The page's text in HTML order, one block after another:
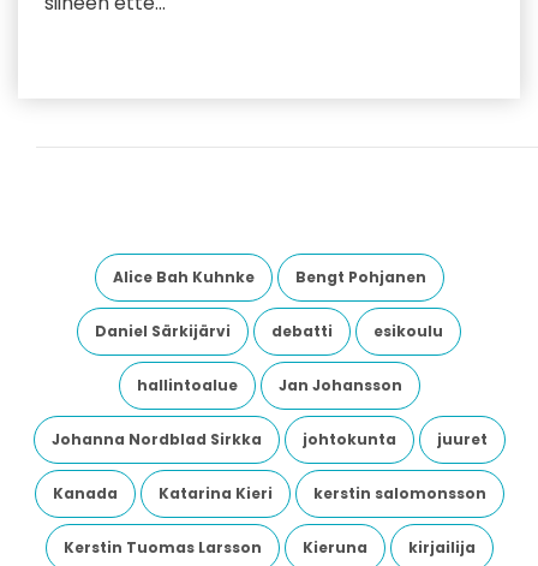
Alice Bah Kuhnke Bengt Pohjanen
Daniel Särkijärvi debatti esikoulu
hallintoalue Jan Johansson
Johanna Nordblad Sirkka johtokunta juuret
Kanada Katarina Kieri kerstin salomonsson
Kerstin Tuomas Larsson Kieruna kirjailija